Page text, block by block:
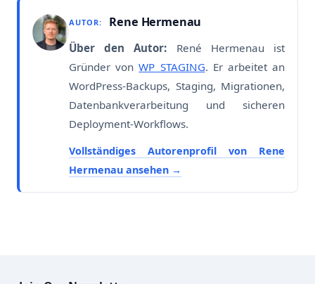
AUTOR: Rene Hermenau
Über den Autor: René Hermenau ist
Gründer vonWP STAGING. Er arbeitet an
WordPress-Backups, Staging, Migrationen,
Datenbankverarbeitung und sicheren
Deployment-Workflows.
Vollständiges Autorenprofil von Rene
Hermenau ansehen